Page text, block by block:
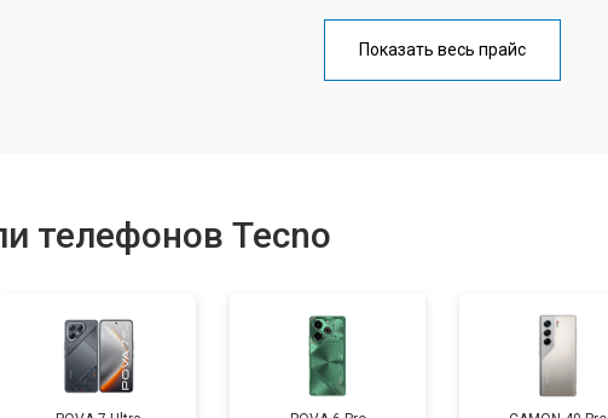
от 70 мин
от 60 мин
Показать весь прайс
телефонов Tecno